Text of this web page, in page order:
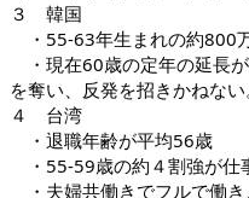
３　韓国
・55-63年生まれの約800
・現在60歳の定年の延長
を奪い、反発を招きかねない
４　台湾
・退職年齢が平均56歳
・55-59歳の約４割強が仕
・夫婦共働きでフルで働